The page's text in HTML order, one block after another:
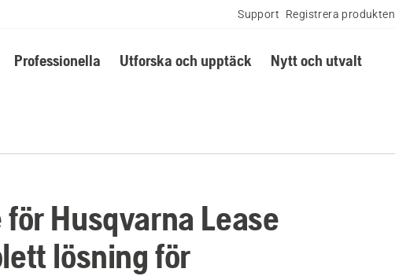
Support Registrera produkten
Professionella Utforska och upptäck Nytt och utvalt
Husqvarna Lease
lösning för